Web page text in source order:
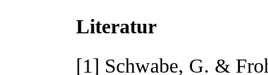
Literatur
[1] Schwabe, G. &